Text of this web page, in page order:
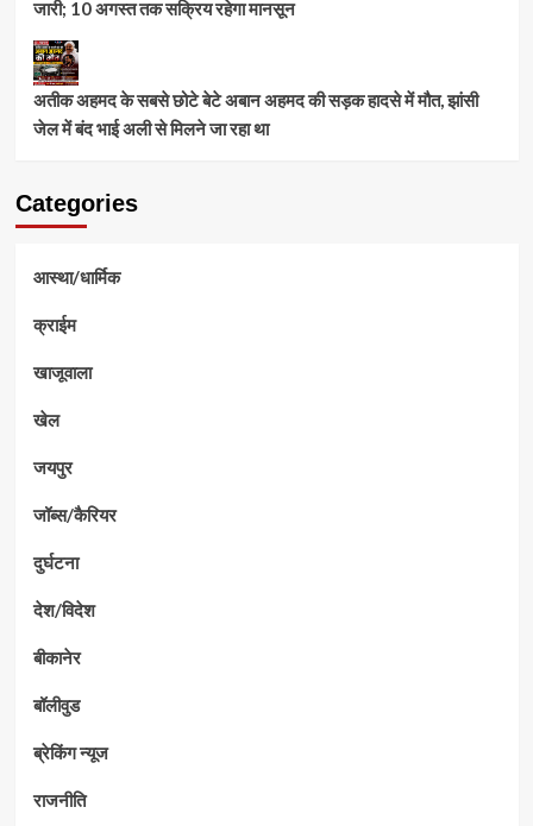
जारी; 10 अगस्त तक सक्रिय रहेगा मानसून
अतीक अहमद के सबसे छोटे बेटे अबान अहमद की सड़क हादसे में मौत, झांसी
जेल में बंद भाई अली से मिलने जा रहा था
Categories
आस्था/धार्मिक
क्राईम
खाजूवाला
खेल
जयपुर
जॉब्स/कैरियर
दुर्घटना
देश/विदेश
बीकानेर
बॉलीवुड
ब्रेकिंग न्यूज
राजनीति